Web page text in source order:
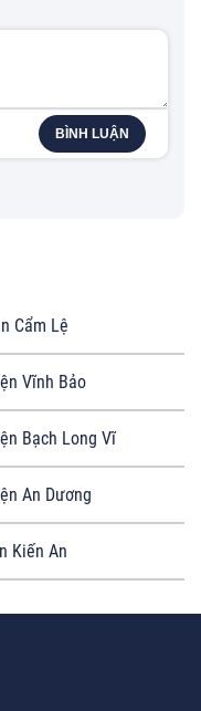
BÌNH LUẬN
Cẩm Lệ
Vĩnh Bảo
Bạch Long Vĩ
An Dương
Kiến An